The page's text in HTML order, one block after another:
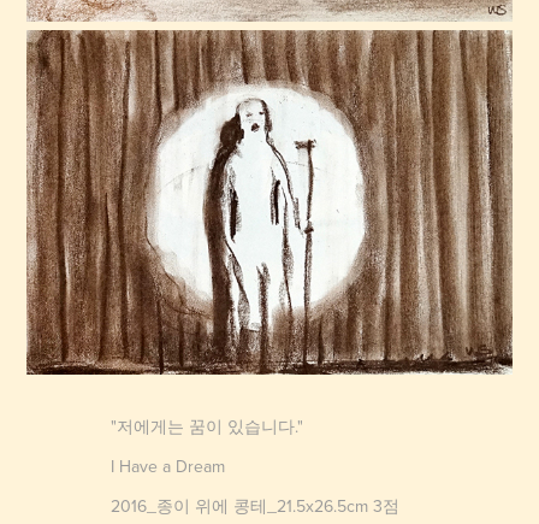
"저에게는 꿈이 있습니다."
I Have a Dream
2016_종이 위에 콩테_21.5x26.5cm 3점